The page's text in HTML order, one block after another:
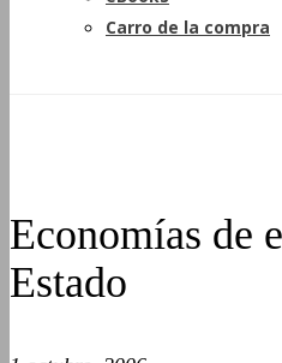
Carro de la compra
Economías de
Estado